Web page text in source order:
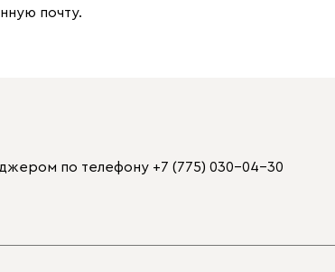
почту.
по телефону +7 (775) 030-04-30